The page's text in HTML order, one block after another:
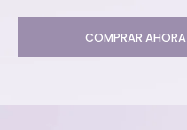
COMPRAR AHORA